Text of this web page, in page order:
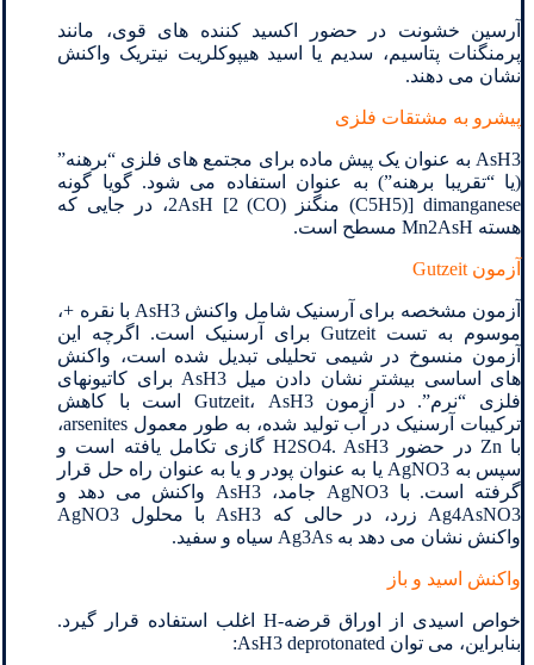
آرسین خشونت در حضور اکسید کننده های قوی، مانند
پرمنگنات پتاسیم، سدیم یا اسید هیپوکلریت نیتریک واکنش
نشان می دهند.
پیشرو به مشتقات فلزی
AsH3 به عنوان یک پیش ماده برای مجتمع های فلزی “برهنه”
(یا “تقریبا برهنه”) به عنوان استفاده می شود. گویا گونه
dimanganese [(C5H5) منگنز (CO) 2] 2AsH، در جایی که
هسته Mn2AsH مسطح است.
آزمون Gutzeit
آزمون مشخصه برای آرسنیک شامل واکنش AsH3 با نقره +،
موسوم به تست Gutzeit برای آرسنیک است. اگرچه این
آزمون منسوخ در شیمی تحلیلی تبدیل شده است، واکنش
های اساسی بیشتر نشان دادن میل AsH3 برای کاتیونهای
فلزی “نرم”. در آزمون Gutzeit، AsH3 است با کاهش
ترکیبات آرسنیک در آب تولید شده، به طور معمول arsenites،
با Zn در حضور H2SO4. AsH3 گازی تکامل یافته است و
سپس به AgNO3 یا به عنوان پودر و یا به عنوان راه حل قرار
گرفته است. با AgNO3 جامد، AsH3 واکنش می دهد و
Ag4AsNO3 زرد، در حالی که AsH3 با محلول AgNO3
واکنش نشان می دهد به Ag3As سیاه و سفید.
واکنش اسید و باز
خواص اسیدی از اوراق قرضه-H اغلب استفاده قرار گیرد.
بنابراین، می توان AsH3 deprotonated: